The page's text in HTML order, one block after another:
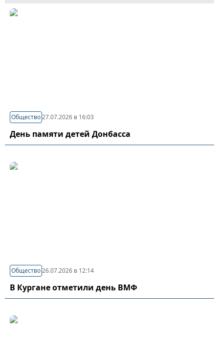
Общество27.07.2026 в 16:03
День памяти детей Донбасса
Общество26.07.2026 в 12:14
В Кургане отметили день ВМФ